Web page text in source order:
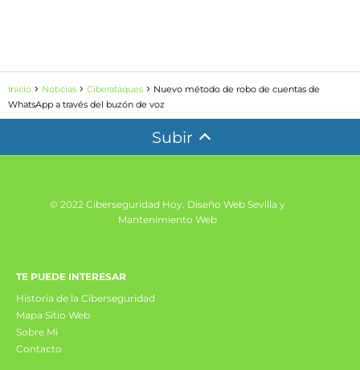
Inicio Noticias Ciberataques
Nuevo método de robo de cuentas de
WhatsApp a través del buzón de voz
Subir
© 2022 Ciberseguridad Hoy. Diseño Web Sevilla y
Mantenimiento Web
TE PUEDE INTERESAR
Historia de la Ciberseguridad
Mapa Sitio Web
Sobre Mi
Contacto